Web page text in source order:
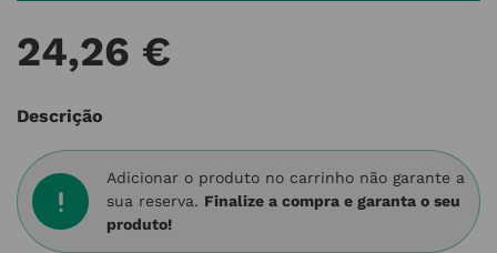
24,26 €
Descrição
Adicionar o produto no carrinho não garante a
sua reserva. Finalize a compra e garanta o seu
produto!